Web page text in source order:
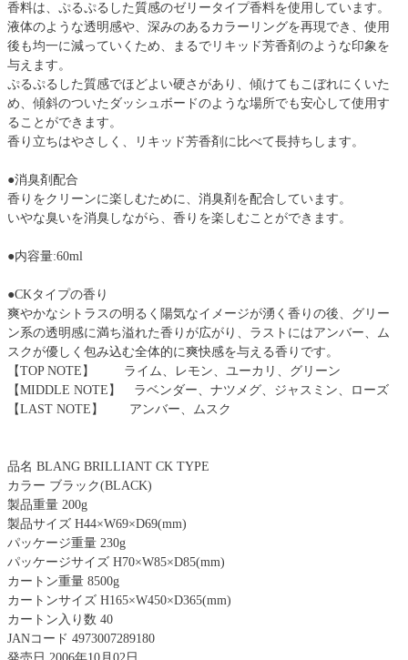
香料は、ぷるぷるした質感のゼリータイプ香料を使用しています。
液体のような透明感や、深みのあるカラーリングを再現でき、使用
後も均一に減っていくため、まるでリキッド芳香剤のような印象を
与えます。
ぷるぷるした質感でほどよい硬さがあり、傾けてもこぼれにくいた
め、傾斜のついたダッシュボードのような場所でも安心して使用す
ることができます。
香り立ちはやさしく、リキッド芳香剤に比べて長持ちします。
●消臭剤配合
香りをクリーンに楽しむために、消臭剤を配合しています。
いやな臭いを消臭しながら、香りを楽しむことができます。
●内容量:60ml
●CKタイプの香り
爽やかなシトラスの明るく陽気なイメージが湧く香りの後、グリー
ン系の透明感に満ち溢れた香りが広がり、ラストにはアンバー、ム
スクが優しく包み込む全体的に爽快感を与える香りです。
【TOP NOTE】 ライム、レモン、ユーカリ、グリーン
【MIDDLE NOTE】 ラベンダー、ナツメグ、ジャスミン、ローズ
【LAST NOTE】 アンバー、ムスク
品名 BLANG BRILLIANT CK TYPE
カラー ブラック(BLACK)
製品重量 200g
製品サイズ H44×W69×D69(mm)
パッケージ重量 230g
パッケージサイズ H70×W85×D85(mm)
カートン重量 8500g
カートンサイズ H165×W450×D365(mm)
カートン入り数 40
JANコード 4973007289180